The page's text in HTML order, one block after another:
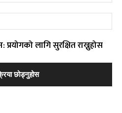
लागि सुरक्षित राख्नुहोस